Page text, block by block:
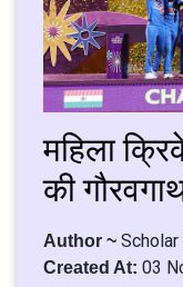
महिला
की
Author ~
Created At: 03